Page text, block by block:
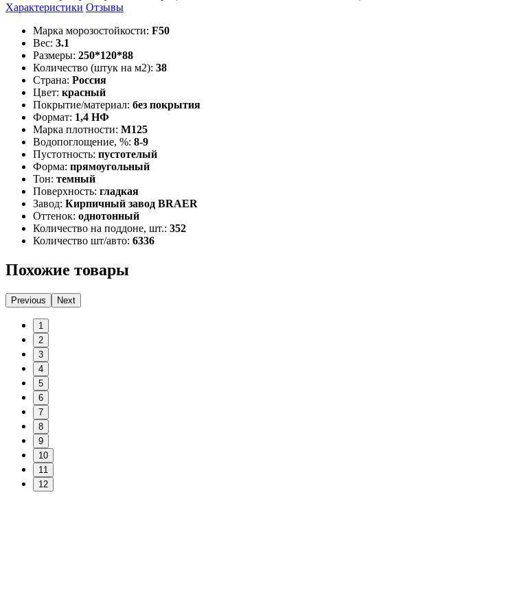
Характеристики Отзывы
Марка морозостойкости: F50
Вес: 3.1
Размеры: 250*120*88
Количество (штук на м2): 38
Страна: Россия
Цвет: красный
Покрытие/материал: без покрытия
Формат: 1,4 НФ
Марка плотности: М125
Водопоглощение, %: 8-9
Пустотность: пустотелый
Форма: прямоугольный
Тон: темный
Поверхность: гладкая
Завод: Кирпичный завод BRAER
Оттенок: однотонный
Количество на поддоне, шт.: 352
Количество шт/авто: 6336
Похожие товары
Previous Next
1
2
3
4
5
6
7
8
9
10
11
12